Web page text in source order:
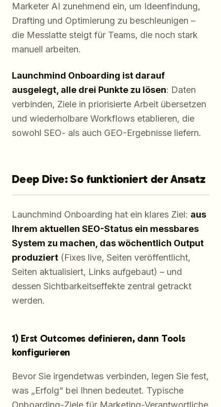
Marketer AI zunehmend ein, um Ideenfindung,
Drafting und Optimierung zu beschleunigen –
die Messlatte steigt für Teams, die noch stark
manuell arbeiten.
Launchmind Onboarding ist darauf
ausgelegt, alle drei Punkte zu lösen: Daten
verbinden, Ziele in priorisierte Arbeit übersetzen
und wiederholbare Workflows etablieren, die
sowohl SEO- als auch GEO-Ergebnisse liefern.
Deep Dive: So funktioniert der Ansatz
Launchmind Onboarding hat ein klares Ziel: aus
Ihrem aktuellen SEO-Status ein messbares
System zu machen, das wöchentlich Output
produziert (Fixes live, Seiten veröffentlicht,
Seiten aktualisiert, Links aufgebaut) – und
dessen Sichtbarkeitseffekte zentral getrackt
werden.
1) Erst Outcomes definieren, dann Tools
konfigurieren
Bevor Sie irgendetwas verbinden, legen Sie fest,
was „Erfolg“ bei Ihnen bedeutet. Typische
Onboarding-Ziele für Marketing-Verantwortliche